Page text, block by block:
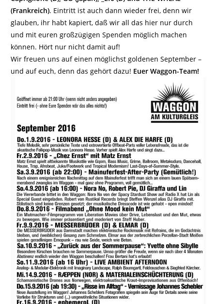
(Frankreich). Eintritt ist auch dann wieder frei, denn wir
glauben, ihr habt kapiert, daß wir all das hier nur durch
und mit euren großzügigen Spenden möglich machen
können. Hört nur nicht damit auf!
Wir freuen uns auf einen möglichst goldenen September –
und auf euch, denn das gehört dazu! Euer Waggon-Team!